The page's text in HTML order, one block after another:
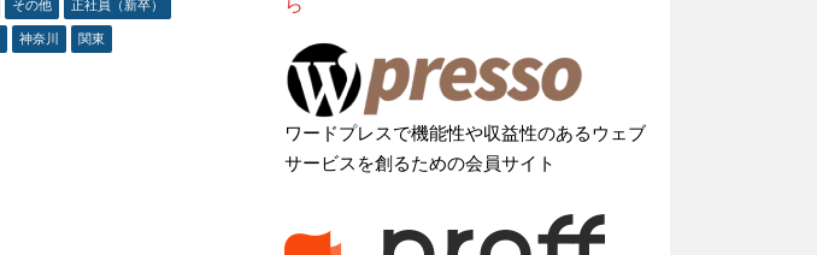
その他 正社員（新卒）
神奈川 関東
ワードプレスで機能性や収益性のあるウェブ
サービスを創るための会員サイト